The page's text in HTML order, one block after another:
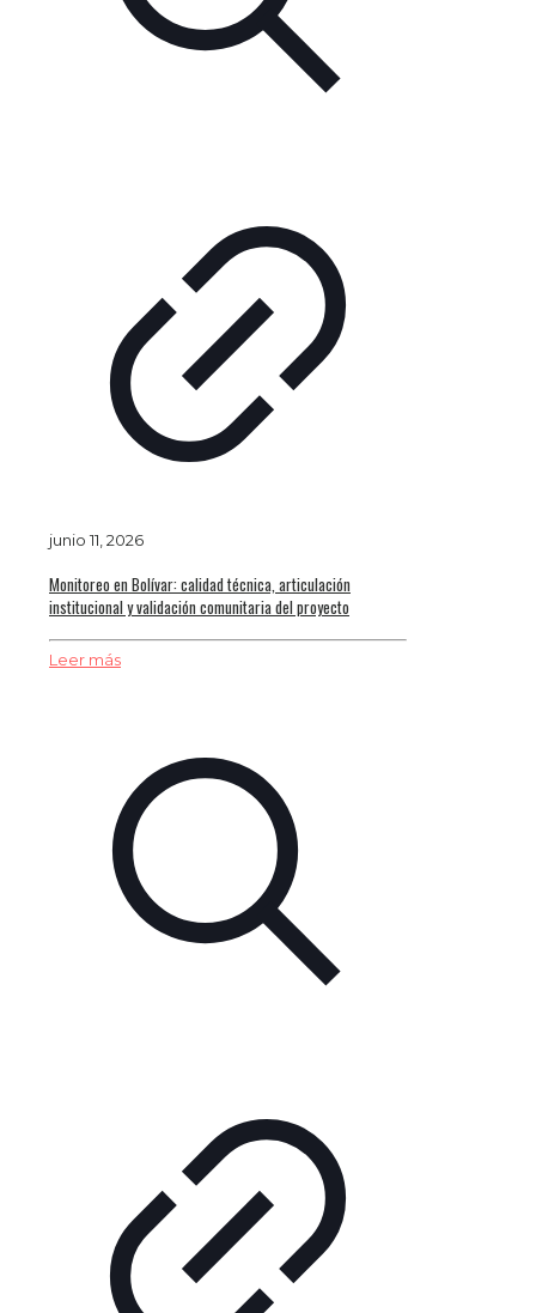
junio 11, 2026
Monitoreo en Bolívar: calidad técnica, articulación
institucional y validación comunitaria del proyecto
Leer más